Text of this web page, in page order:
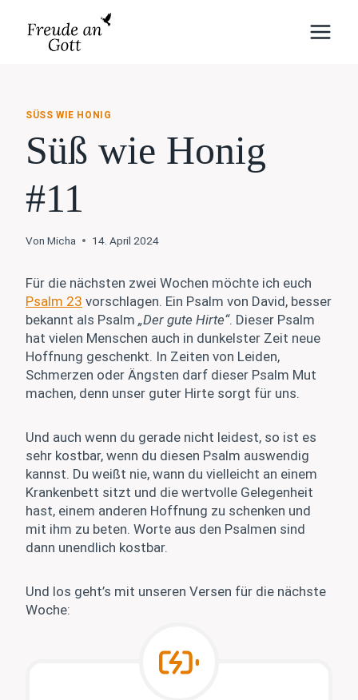
Inhalt
springen
SÜSS WIE HONIG
Süß wie Honig
#11
Von Micha 14. April 2024
Für die nächsten zwei Wochen möchte ich euch
Psalm 23 vorschlagen. Ein Psalm von David, besser
bekannt als Psalm „Der gute Hirte“. Dieser Psalm
hat vielen Menschen auch in dunkelster Zeit neue
Hoffnung geschenkt. In Zeiten von Leiden,
Schmerzen oder Ängsten darf dieser Psalm Mut
machen, denn unser guter Hirte sorgt für uns.
Und auch wenn du gerade nicht leidest, so ist es
sehr kostbar, wenn du diesen Psalm auswendig
kannst. Du weißt nie, wann du vielleicht an einem
Krankenbett sitzt und die wertvolle Gelegenheit
hast, einem anderen Hoffnung zu schenken und
mit ihm zu beten. Worte aus den Psalmen sind
dann unendlich kostbar.
Und los geht’s mit unseren Versen für die nächste
Woche: